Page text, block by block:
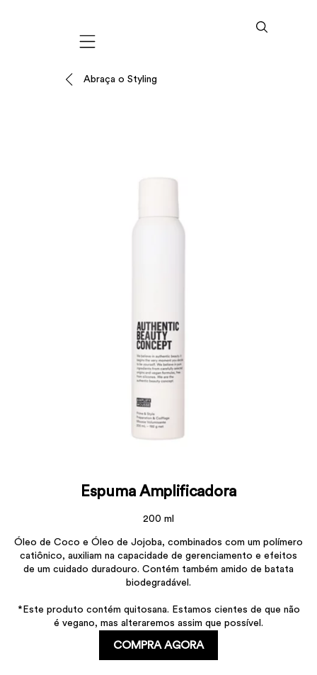
Mobile navigation
Abraça o Styling
Espuma Amplificadora
200 ml
Óleo de Coco e Óleo de Jojoba, combinados com um polímero
catiônico, auxiliam na capacidade de gerenciamento e efeitos
de um cuidado duradouro. Contém também amido de batata
biodegradável.
*Este produto contém quitosana. Estamos cientes de que não
é vegano, mas alteraremos assim que possível.
COMPRA AGORA